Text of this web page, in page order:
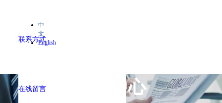
联系方式
在线留言
中
文
English
新闻中心